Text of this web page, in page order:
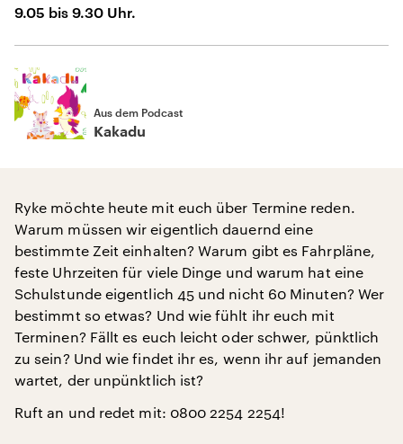
9.05 bis 9.30 Uhr.
Aus dem Podcast
Kakadu
Ryke möchte heute mit euch über Termine reden.
Warum müssen wir eigentlich dauernd eine
bestimmte Zeit einhalten? Warum gibt es Fahrpläne,
feste Uhrzeiten für viele Dinge und warum hat eine
Schulstunde eigentlich 45 und nicht 60 Minuten? Wer
bestimmt so etwas? Und wie fühlt ihr euch mit
Terminen? Fällt es euch leicht oder schwer, pünktlich
zu sein? Und wie findet ihr es, wenn ihr auf jemanden
wartet, der unpünktlich ist?
Ruft an und redet mit: 0800 2254 2254!